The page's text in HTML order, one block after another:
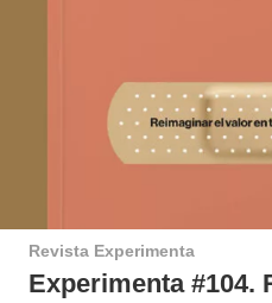
Revista Experimenta
Experimenta #104.